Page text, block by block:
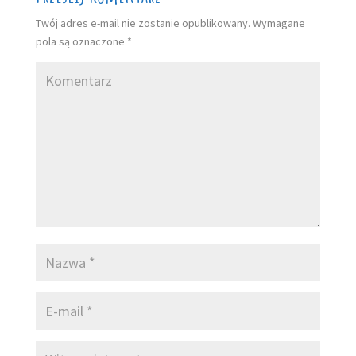
Twój adres e-mail nie zostanie opublikowany. Wymagane
pola są oznaczone *